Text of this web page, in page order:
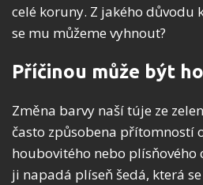
celé koruny. Z jakého důvodu
se mu můžeme vyhnout?
Příčinou může být
Změna barvy naší túje ze
často způsobena přítomností
houbovitého nebo plísňového
ji napadá plíseň šedá, která